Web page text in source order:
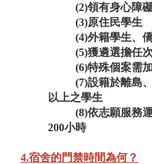
(2)領有身心障
(3)原住民學生
(4)外籍學生、
(5)獲遴選擔任
(6)特殊個案需
(7)設籍於離島
以上之學生
(8)依志願服務
200小時
4.宿舍的門禁時間為何？